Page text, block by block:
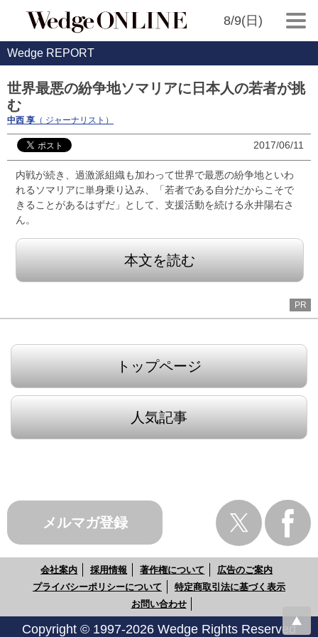
8/9(日)
Wedge REPORT
世界最悪の紛争地ソマリアに日本人の若者が挑
む
中西 享 （ ジャーナリスト）
2017/06/11
内戦が続き、過激派組織も加わって世界で最悪の紛争地といわ
れるソマリアに単身乗り込み、「若者である自分だからこそで
きることがあるはずだ」として、支援活動を続ける永井陽右さ
ん。
本文を読む
PR
トップページ
人気記事
メルマガ登録
会社案内 採用情報 著作権について
広告のご案内
プライバシーポリシーについて
特定商取引法に基づく表示
お問い合わせ
Copyright © 1997-2026 Wedge Rights Reserved